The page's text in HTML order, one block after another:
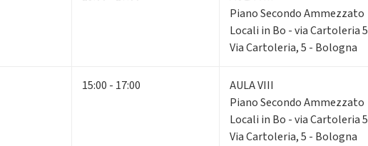
Piano Secondo Ammezzato
Locali in Bo - via Cartoleria 5
Via Cartoleria, 5 - Bologna
15:00 - 17:00
AULA VIII
Piano Secondo Ammezzato
Locali in Bo - via Cartoleria 5
Via Cartoleria, 5 - Bologna